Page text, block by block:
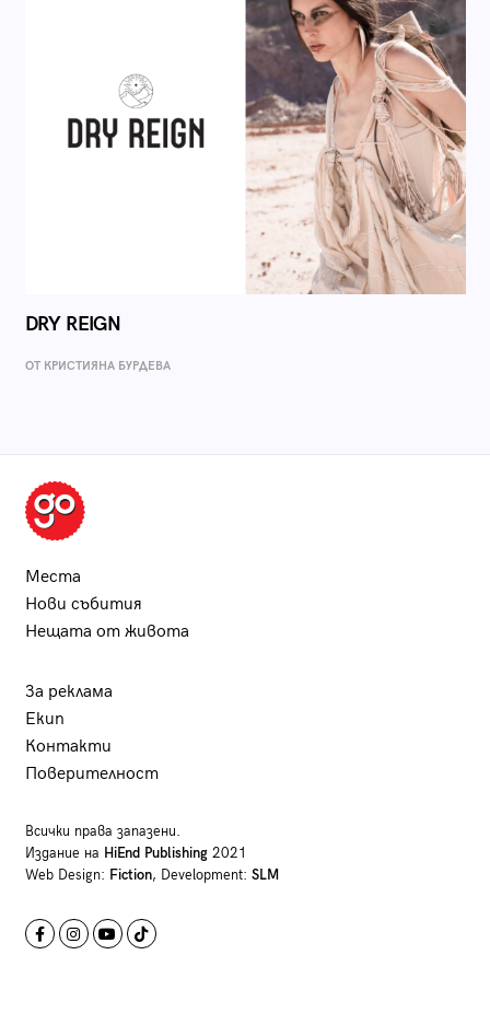
DRY REIGN
ОТ КРИСТИЯНА БУРДЕВА
Места
Нови събития
Нещата от живота
За реклама
Екип
Контакти
Поверителност
Всички права запазени.
Издание на HiEnd Publishing2021
Web Design: Fiction, Development: SLM